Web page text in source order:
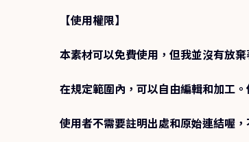
【使用權限】
本素材可以免費使用，但我並沒有放
在規定範圍內，可以自由編輯和加工
使用者不需要註明出處和原始連結喔